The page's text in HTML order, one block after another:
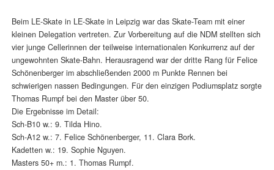
Beim LE-Skate in LE-Skate in Leipzig war das Skate-Team mit einer
kleinen Delegation vertreten. Zur Vorbereitung auf die NDM stellten sich
vier junge Cellerinnen der teilweise internationalen Konkurrenz auf der
ungewohnten Skate-Bahn. Herausragend war der dritte Rang für Felice
Schönenberger im abschließenden 2000 m Punkte Rennen bei
schwierigen nassen Bedingungen. Für den einzigen Podiumsplatz sorgte
Thomas Rumpf bei den Master über 50.
Die Ergebnisse im Detail:
Sch-B10 w.: 9. Tilda Hino.
Sch-A12 w.: 7. Felice Schönenberger, 11. Clara Bork.
Kadetten w.: 19. Sophie Nguyen.
Masters 50+ m.: 1. Thomas Rumpf.